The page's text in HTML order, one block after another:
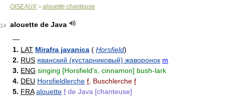
OISEAUX > alouette chanteuse
14
alouette de Java
—
1. LAT Mirafra javanica ( Horsfield)
2. RUS яванский (кустарниковый) жаворонок m
3. ENG singing [Horsfield’s, cinnamon] bush-lark
4. DEU Horsfieldlerche f , Buschlerche f
5. FRA alouette f de Java [chanteuse]